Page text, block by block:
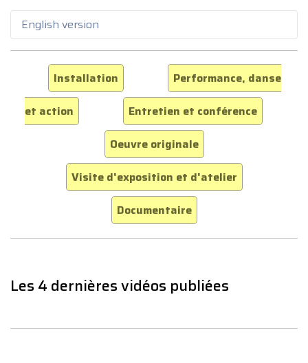
English version
Installation
Performance, danse
et action
Entretien et conférence
Oeuvre originale
Visite d'exposition et d'atelier
Documentaire
Les 4 dernières vidéos publiées